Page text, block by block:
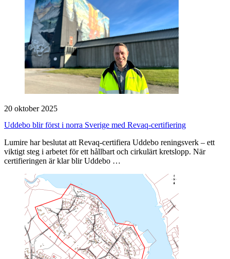
20 oktober 2025
Uddebo blir först i norra Sverige med Revaq-certifiering
Lumire har beslutat att Revaq-certifiera Uddebo reningsverk – ett
viktigt steg i arbetet för ett hållbart och cirkulärt kretslopp. När
certifieringen är klar blir Uddebo …